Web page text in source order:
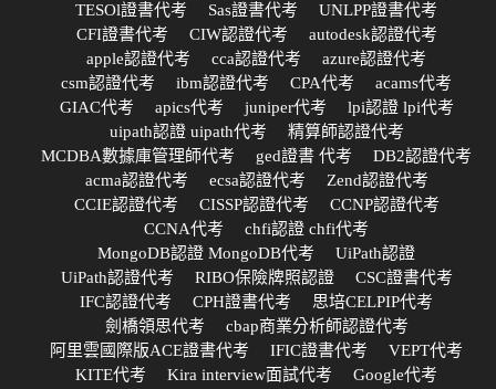
TESOl證書代考
Sas證書代考
UNLPP證書代考
CFI證書代考
CIW認證代考
autodesk認證代考
apple認證代考
cca認證代考
azure認證代考
csm認證代考
ibm認證代考 CPA代考
acams代考
GIAC代考
apics代考 juniper代考
lpi認證 lpi代考
uipath認證 uipath代考
精算師認證代考
MCDBA數據庫管理師代考
ged證書 代考
DB2認證代考
acma認證代考
ecsa認證代考
Zend認證代考
CCIE認證代考
CISSP認證代考
CCNP認證代考
CCNA代考
chfi認證 chfi代考
MongoDB認證 MongoDB代考
UiPath認證
UiPath認證代考
RIBO保險牌照認證
CSC證書代考
IFC認證代考
CPH證書代考
思培CELPIP代考
劍橋領思代考
cbap商業分析師認證代考
阿里雲國際版ACE證書代考
IFIC證書代考
VEPT代考
KITE代考
Kira interview面試代考
Google代考